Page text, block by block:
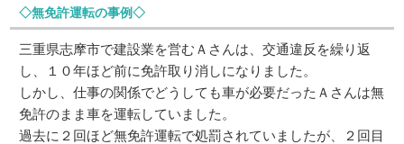
◇無免許運転の事例◇
三重県志摩市で建設業を営むＡさんは、交通違反を繰り返
し、１０年ほど前に免許取り消しになりました。
しかし、仕事の関係でどうしても車が必要だったＡさんは無
免許のまま車を運転していました。
過去に２回ほど無免許運転で処罰されていましたが、２回目